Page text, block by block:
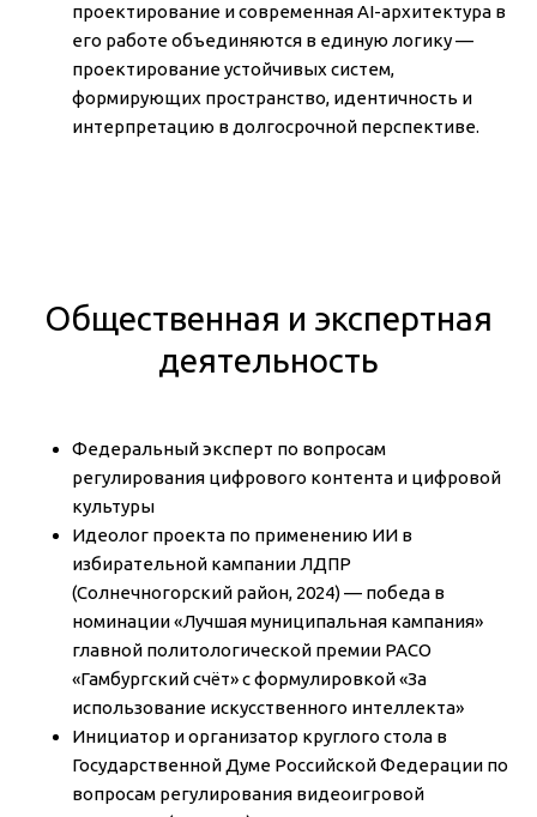
проектирование и современная AI-архитектура в
его работе объединяются в единую логику —
проектирование устойчивых систем,
формирующих пространство, идентичность и
интерпретацию в долгосрочной перспективе.
Общественная и экспертная
деятельность
Федеральный эксперт по вопросам
регулирования цифрового контента и цифровой
культуры
Идеолог проекта по применению ИИ в
избирательной кампании ЛДПР
(Солнечногорский район, 2024) — победа в
номинации «Лучшая муниципальная кампания»
главной политологической премии РАСО
«Гамбургский счёт» с формулировкой «За
использование искусственного интеллекта»
Инициатор и организатор круглого стола в
Государственной Думе Российской Федерации по
вопросам регулирования видеоигровой